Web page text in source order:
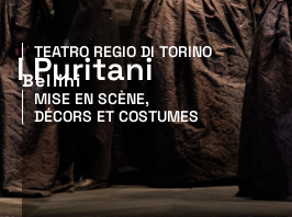
TEATRO REGIO DI TORINO
I Puritani
Bellini
MISE EN SCÈNE,
DÉCORS ET COSTUMES